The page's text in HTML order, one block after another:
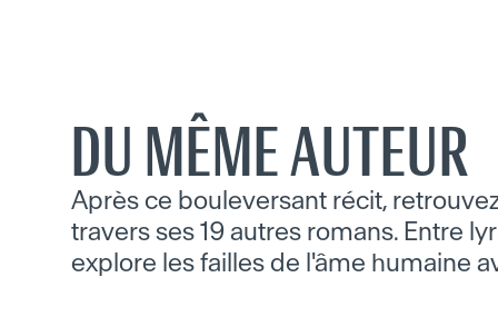
DU MÊME AUTEUR
Après ce bouleversant récit,
travers ses 19 autres romans. Entre
explore les failles de l'âme humaine